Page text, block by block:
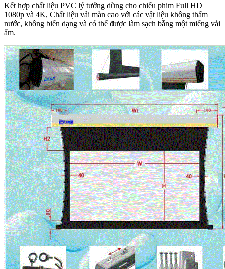
Kết hợp chất liệu PVC lý tưởng dùng cho chiếu phim Full HD
1080p và 4K, Chất liệu vải màn cao với các vật liệu không thấm
nước, không biến dạng và có thể được làm sạch bằng một miếng vải
ẩm.